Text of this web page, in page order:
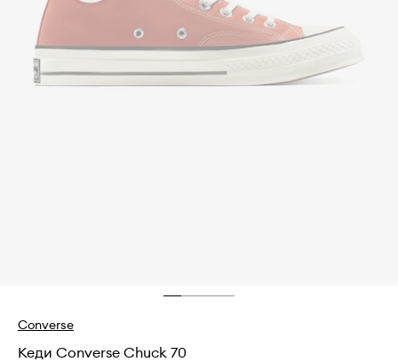
Converse
Кеди Converse Chuck 70